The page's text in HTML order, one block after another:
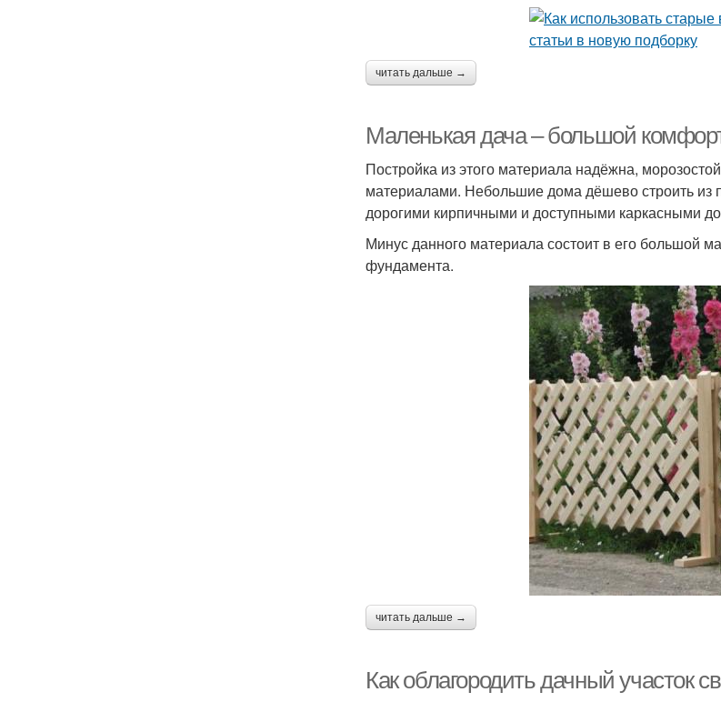
читать дальше →
Маленькая дача – большой
Постройка из этого материала надёжна,
материалами. Небольшие дома дёшево строить из
дорогими кирпичными и доступными каркасными
Минус данного материала состоит в его большой
фундамента.
читать дальше →
Как облагородить дачный участок